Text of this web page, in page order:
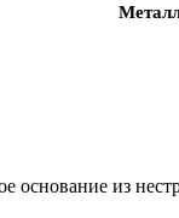
основание из